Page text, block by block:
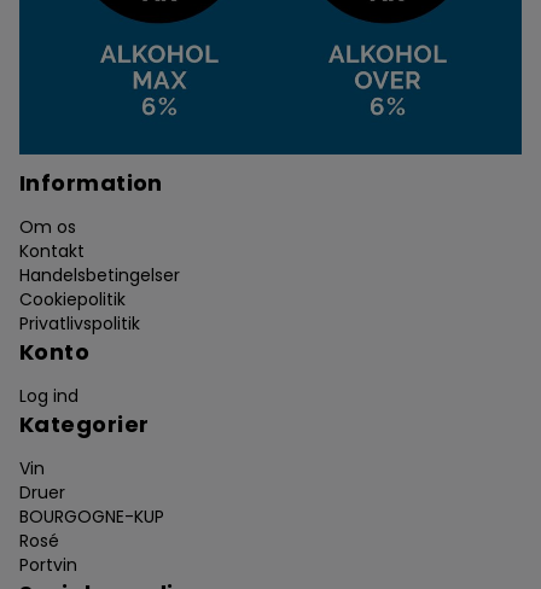
Information
Om os
Kontakt
Handelsbetingelser
Cookiepolitik
Privatlivspolitik
Konto
Log ind
Kategorier
Vin
Druer
BOURGOGNE-KUP
Rosé
Portvin